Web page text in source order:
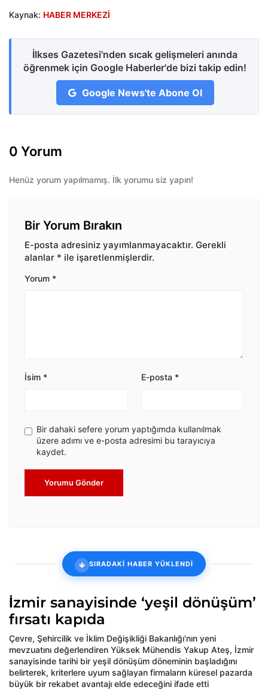
Kaynak: HABER MERKEZİ
İlkses Gazetesi'nden sıcak gelişmeleri anında
öğrenmek için Google Haberler'de bizi takip edin!
Google News'te Abone Ol
0 Yorum
Henüz yorum yapılmamış. İlk yorumu siz yapın!
Bir Yorum Bırakın
E-posta adresiniz yayımlanmayacaktır. Gerekli
alanlar * ile işaretlenmişlerdir.
Yorum *
İsim * E-posta *
Bir dahaki sefere yorum yaptığımda kullanılmak
üzere adımı ve e-posta adresimi bu tarayıcıya
kaydet.
Yorumu Gönder
SIRADAKİ HABER YÜKLENDİ
İzmir sanayisinde ‘yeşil dönüşüm’
fırsatı kapıda
Çevre, Şehircilik ve İklim Değişikliği Bakanlığı'nın yeni
mevzuatını değerlendiren Yüksek Mühendis Yakup Ateş, İzmir
sanayisinde tarihi bir yeşil dönüşüm döneminin başladığını
belirterek, kriterlere uyum sağlayan firmaların küresel pazarda
büyük bir rekabet avantajı elde edeceğini ifade etti